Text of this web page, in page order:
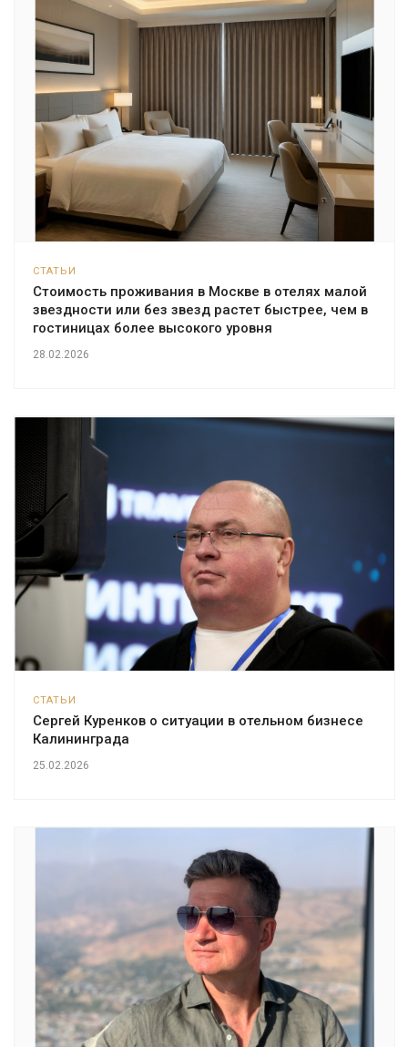
СТАТЬИ
Стоимость проживания в Москве в отелях малой
звездности или без звезд растет быстрее, чем в
гостиницах более высокого уровня
28.02.2026
СТАТЬИ
Сергей Куренков о ситуации в отельном бизнесе
Калининграда
25.02.2026